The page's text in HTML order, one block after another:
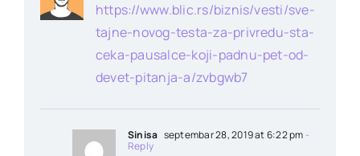
https://www.blic.rs/biznis/vesti/sve-
tajne-novog-testa-za-privredu-sta-
ceka-pausalce-koji-padnu-pet-od-
devet-pitanja-a/zvbgwb7
Sinisa septembar 28, 2019 at 6:22 pm -
Reply